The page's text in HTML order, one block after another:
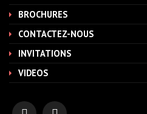
BROCHURES
CONTACTEZ-NOUS
INVITATIONS
VIDEOS